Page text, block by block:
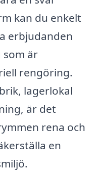
kan du enkelt
erbjudanden
är
rengöring.
lagerlokal
är det
rena och
en